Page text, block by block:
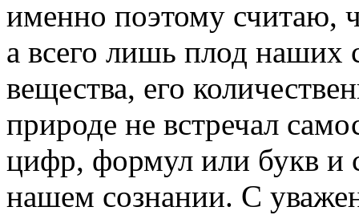
именно поэтому считаю,
а всего лишь плод наших
вещества, его
природе не встречал
цифр, формул или букв и
нашем сознании. С